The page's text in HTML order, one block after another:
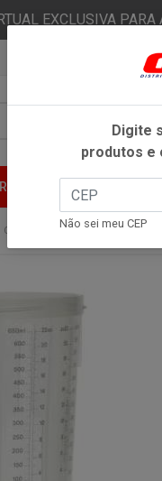
EXCLUSIVA
FITAS
COPO DE PINTURA PPS
Digite
produtos e
Não sei meu CEP